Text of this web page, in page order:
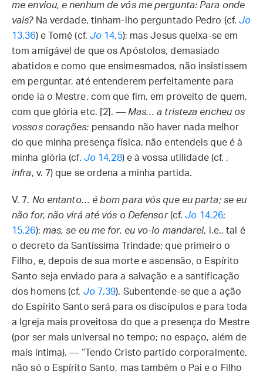
me enviou, e nenhum de vós me pergunta: Para onde
vais?Na verdade, tinham-lho perguntado Pedro (cf.Jo
13,36) e Tomé (cf. Jo 14,5); mas Jesus queixa-se em
tom amigável de que os Apóstolos, demasiado
abatidos e como que ensimesmados, não insistissem
em perguntar, até entenderem perfeitamente para
onde ia o Mestre, com que fim, em proveito de quem,
com que glória etc. [2]. — Mas… a tristeza encheu os
vossos corações: pensando não haver nada melhor
do que minha presença física, não entendeis que é à
minha glória (cf. Jo 14,28) e à vossa utilidade (cf. ,
infra, v. 7) que se ordena a minha partida.
V. 7. No entanto… é bom para vós que eu parta; se eu
não for, não virá até vós o Defensor(cf.Jo 14,26;
15,26); mas, se eu me for, eu vo-lo mandarei, i.e., tal é
o decreto da Santíssima Trindade: que primeiro o
Filho, e, depois de sua morte e ascensão, o Espírito
Santo seja enviado para a salvação e a santificação
dos homens (cf. Jo7,39). Subentende-se que a ação
do Espírito Santo será para os discípulos e para toda
a Igreja mais proveitosa do que a presença do Mestre
(por ser mais universal no tempo; no espaço, além de
mais íntima). — “Tendo Cristo partido corporalmente,
não só o Espírito Santo, mas também o Pai e o Filho